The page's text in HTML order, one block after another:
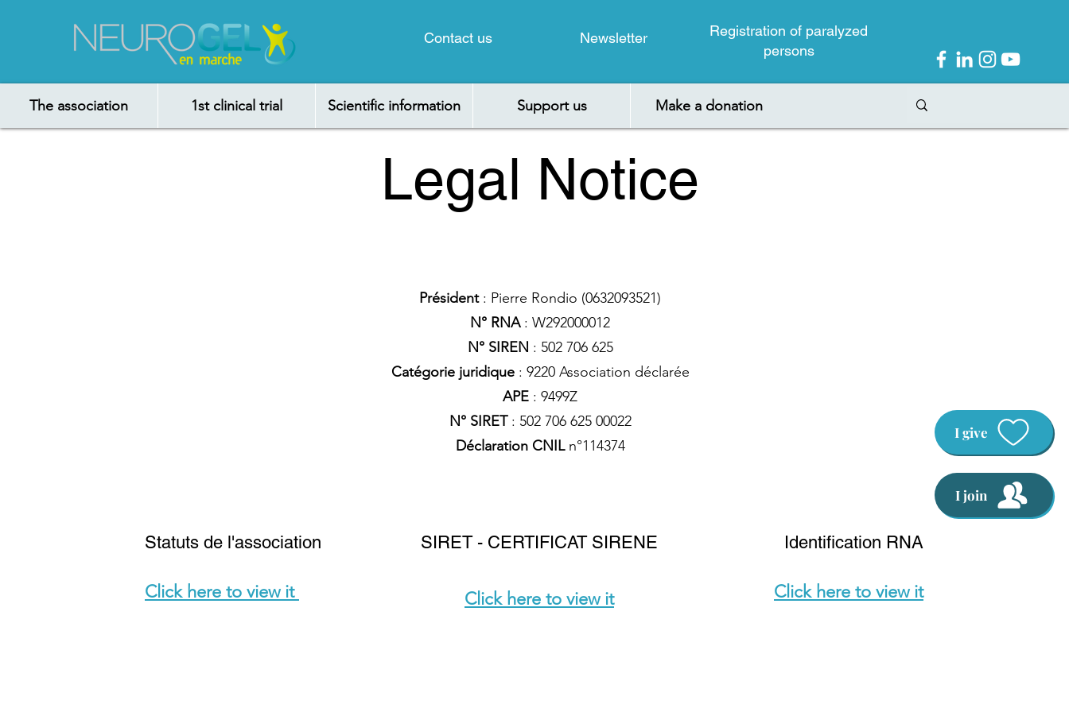
Contact us Newsletter
Registration of paralyzed
persons
The association 1st clinical trial Scientific information Support us Make a donation
I join
I give
Legal Notice
Président: Pierre Rondio (0632093521)
N° RNA: W292000012
N° SIREN : 502 706 625
Catégorie juridique: 9220 Association déclarée
APE : 9499Z
N° SIRET : 502 706 625 00022
Déclaration CNILn°114374
Statuts de l'association
Click here to view it
SIRET - CERTIFICAT SIRENE
Click here to view it
Identification RNA
Click here to view it